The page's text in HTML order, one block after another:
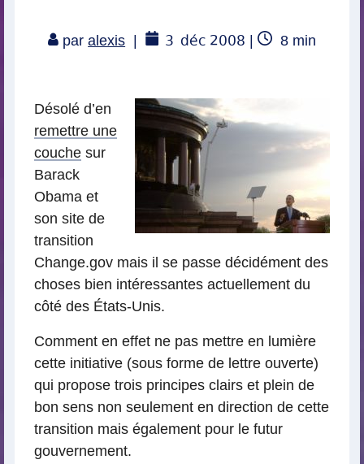
paralexis 3 déc 2008
Temps
8min
Désolé d’en
remettre une
couche sur
Barack
Obama et
son site de
transition
Change.gov mais il se passe décidément des
choses bien intéressantes actuellement du
côté des États-Unis.
Comment en effet ne pas mettre en lumière
cette initiative (sous forme de lettre ouverte)
qui propose trois principes clairs et plein de
bon sens non seulement en direction de cette
transition mais également pour le futur
gouvernement.